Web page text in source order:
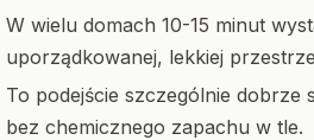
W wielu domach 10-15 minut
uporządkowanej, lekkiej
To podejście szczególnie
bez chemicznego zapachu w tle.